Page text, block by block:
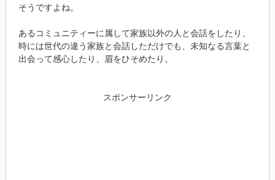
そうですよね。
あるコミュニティーに属して家族以外の人と会話をしたり、
時には世代の違う家族と会話しただけでも、未知なる言葉と
出会って感心したり、眉をひそめたり。
スポンサーリンク